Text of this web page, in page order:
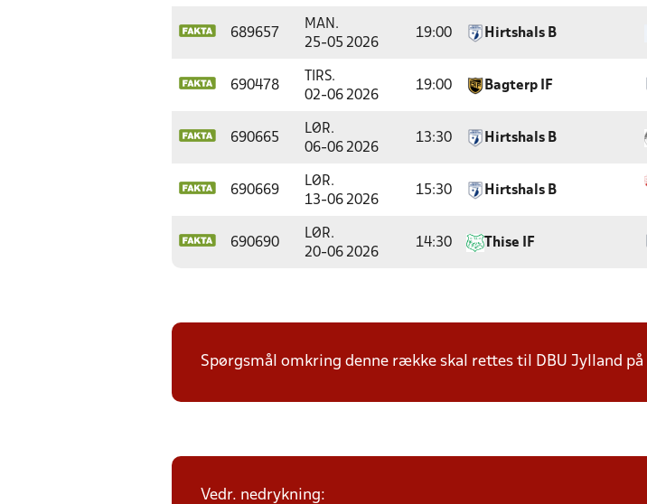
689657
MAN.
25-05 2026
19:00 Hirtshals B
690478
TIRS.
02-06 2026
19:00 Bagterp IF
690665
LØR.
06-06 2026
13:30 Hirtshals B
690669
LØR.
13-06 2026
15:30 Hirtshals B
690690
LØR.
20-06 2026
14:30 Thise IF
Spørgsmål omkring denne række skal rettes til DBU Jylland på
Vedr. nedrykning: